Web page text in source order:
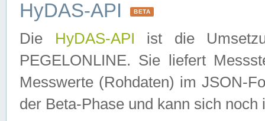
HyDAS-API BETA
Die HyDAS-API ist die
PEGELONLINE. Sie liefert
Messwerte (Rohdaten) im JSON-
der Beta-Phase und kann sich noch